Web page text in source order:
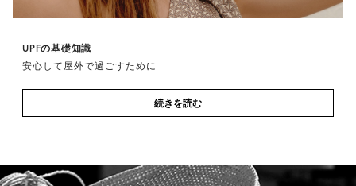
UPFの基礎知識
安心して屋外で過ごすために
続きを読む